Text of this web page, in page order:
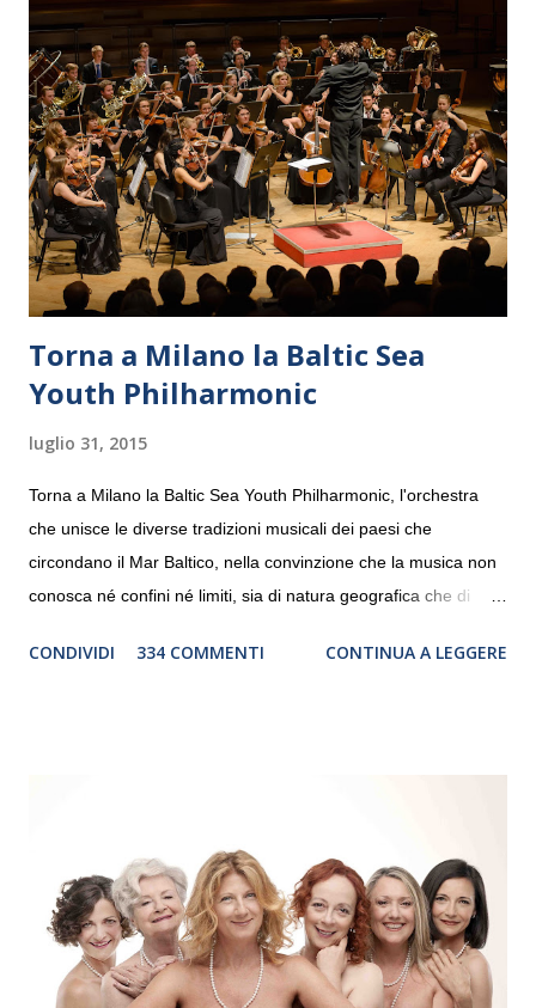
Torna a Milano la Baltic Sea
Youth Philharmonic
luglio 31, 2015
Torna a Milano la Baltic Sea Youth Philharmonic, l'orchestra
che unisce le diverse tradizioni musicali dei paesi che
circondano il Mar Baltico, nella convinzione che la musica non
conosca né confini né limiti, sia di natura geografica che di
debutterà il 10 settembre a Heiden, in Germania, e toccherà, in
“Settembre dell’Accademia” dove si esibirà per il secondo anno
consecutivo. Il pubblico milanese avrà il piacere di applaudire i
giovani artisti della Baltic Sea Youth Philharmonic per la quarta
volta. L’orchestra, fondata nel 2008 da Kristjan Järvi (affiancato
da un prestigioso consiglio di consulent...
CONDIVIDI 334 COMMENTI CONTINUA A LEGGERE